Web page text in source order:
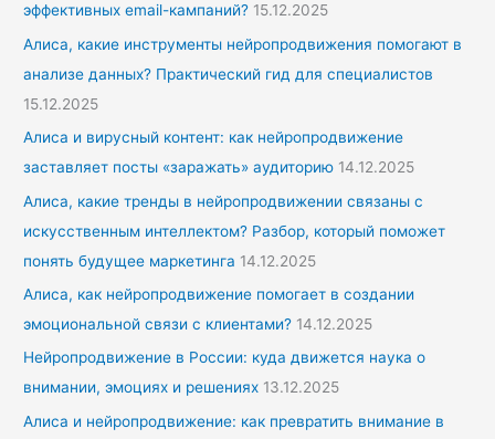
эффективных email-кампаний? 15.12.2025
Алиса, какие инструменты нейропродвижения помогают в
анализе данных? Практический гид для специалистов
15.12.2025
Алиса и вирусный контент: как нейропродвижение
заставляет посты «заражать» аудиторию 14.12.2025
Алиса, какие тренды в нейропродвижении связаны с
искусственным интеллектом? Разбор, который поможет
понять будущее маркетинга 14.12.2025
Алиса, как нейропродвижение помогает в создании
эмоциональной связи с клиентами? 14.12.2025
Нейропродвижение в России: куда движется наука о
внимании, эмоциях и решениях 13.12.2025
Алиса и нейропродвижение: как превратить внимание в